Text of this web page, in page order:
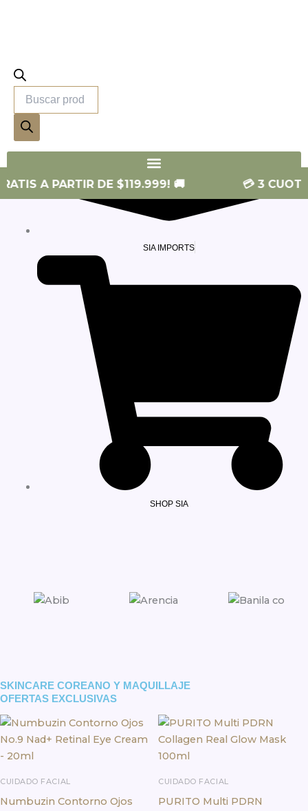
SIA IMPORTS
SHOP SIA
PARTIR DE $119.999! 🚚 💳 3 CUOTAS
SKINCARE COREANO Y MAQUILLAJE
OFERTAS EXCLUSIVAS
CUIDADO FACIAL
Numbuzin Contorno Ojos
CUIDADO FACIAL
PURITO Multi PDRN